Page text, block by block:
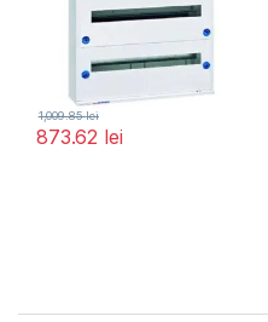
873.62 lei
1,009.85lei